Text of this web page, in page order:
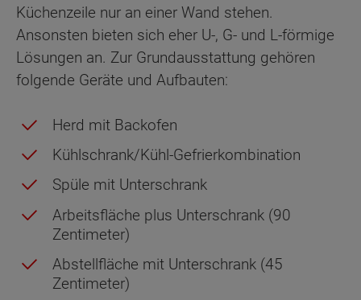
Küchenzeile nur an einer Wand stehen.
Ansonsten bieten sich eher U-, G- und L-förmige
Lösungen an. Zur Grundausstattung gehören
folgende Geräte und Aufbauten:
Herd mit Backofen
Kühlschrank/Kühl-Gefrierkombination
Spüle mit Unterschrank
Arbeitsfläche plus Unterschrank (90
Zentimeter)
Abstellfläche mit Unterschrank (45
Zentimeter)